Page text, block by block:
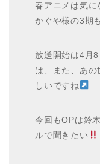
春アニメは気に
かぐや様の3期
放送開始は4月
は、また、あの
しいですね
今回もOPは鈴
ルで聞きたい